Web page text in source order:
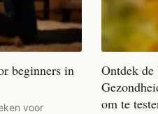
beginners in
voor
Ontdek
om te